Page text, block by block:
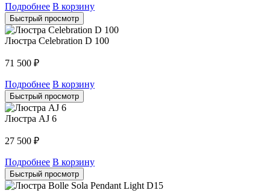
Подробнее В корзину
Быстрый просмотр
Люстра Celebration D 100
71 500 ₽
Подробнее В корзину
Быстрый просмотр
Люстра AJ 6
27 500 ₽
Подробнее В корзину
Быстрый просмотр